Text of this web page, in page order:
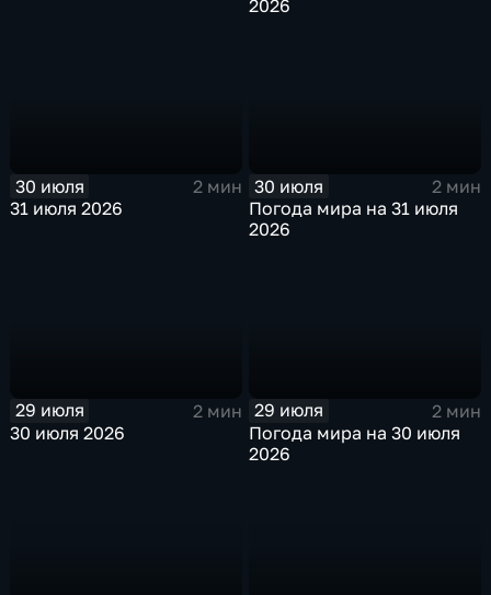
2026
30 июля
2 мин
31 июля 2026
30 июля
2 мин
Погода мира на 31 июля
2026
29 июля
2 мин
30 июля 2026
29 июля
2 мин
Погода мира на 30 июля
2026